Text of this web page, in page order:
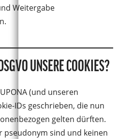
Weitergabe
UNSERE COOKIES?
(und unseren
IDs geschrieben, die nun
gelten dürften.
pseudonym sind und keinen